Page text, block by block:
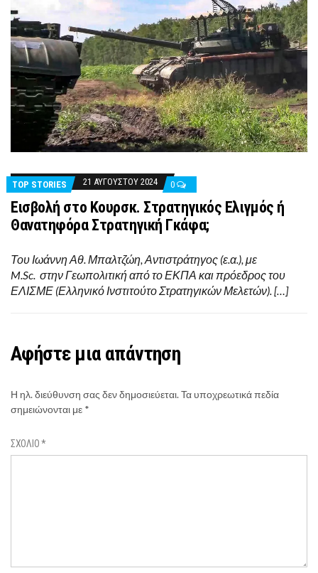
TOP STORIES 21 ΑΥΓΟΎΣΤΟΥ 2024 0
Εισβολή στο Κουρσκ. Στρατηγικός Ελιγμός ή
Θανατηφόρα Στρατηγική Γκάφα;
Του Ιωάννη Αθ. Μπαλτζώη, Αντιστράτηγος (ε.α.), με
M.Sc. στην Γεωπολιτική από το ΕΚΠΑ και πρόεδρος του
ΕΛΙΣΜΕ (Ελληνικό Ινστιτούτο Στρατηγικών Μελετών). […]
Αφήστε μια απάντηση
Η ηλ. διεύθυνση σας δεν δημοσιεύεται.Τα υποχρεωτικά πεδία
σημειώνονται με *
ΣΧΌΛΙΟ*